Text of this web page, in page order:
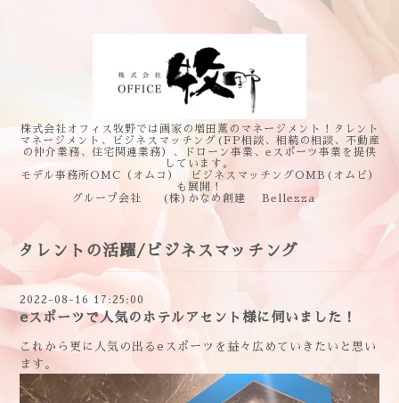
株式会社オフィス牧野では画家の増田薫のマネージメント！タレント
マネージメント、ビジネスマッチング(FP相談、相続の相談、不動産
の仲介業務、住宅関連業務）、ドローン事業、eスポーツ事業を提供
しています。
モデル事務所OMC（オムコ） ビジネスマッチングOMB(オムビ）
も展開！
グループ会社 (株)かなめ創建 Bellezza
タレントの活躍/ビジネスマッチング
2022-08-16 17:25:00
eスポーツで人気のホテルアセント様に伺いました！
これから更に人気の出るeスポーツを益々広めていきたいと思い
ます。